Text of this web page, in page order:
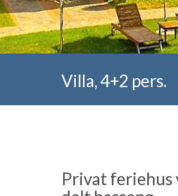
Villa, 4+2 pers.
Privat feriehus